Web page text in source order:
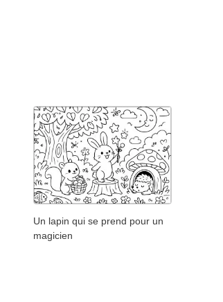
Un lapin qui se prend pour un
magicien